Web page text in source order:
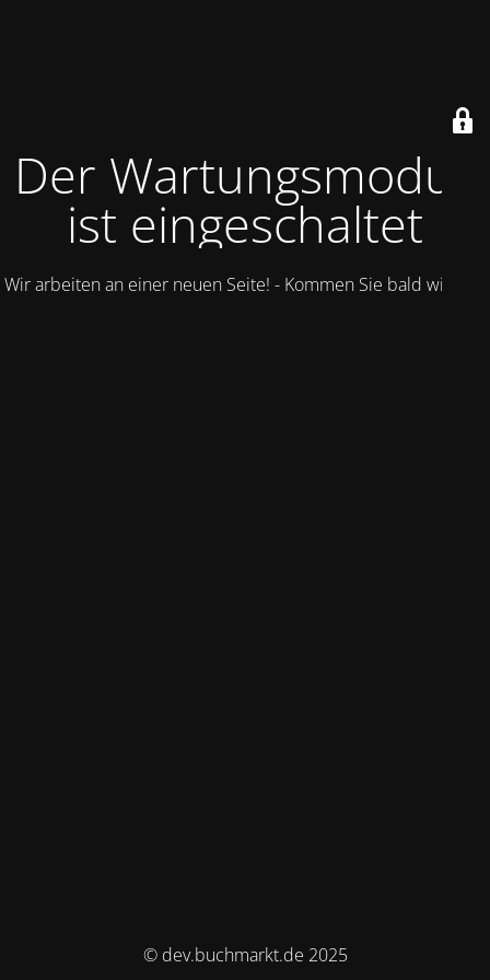
Der Wartungsmodus
ist eingeschaltet
Wir arbeiten an einer neuen Seite! - Kommen Sie bald wieder.
© dev.buchmarkt.de 2025